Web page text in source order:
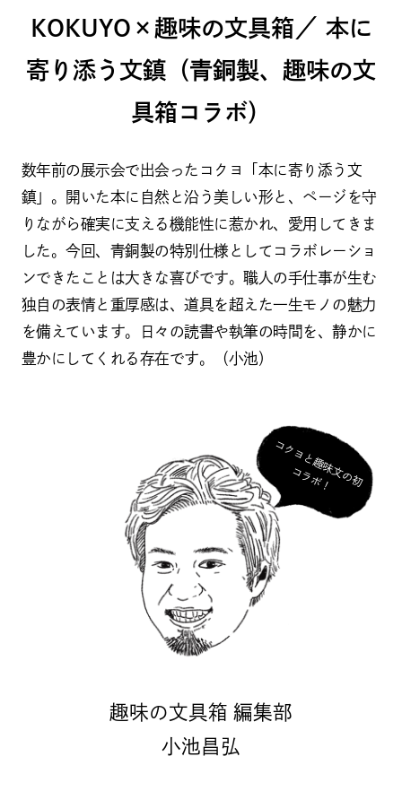
KOKUYO×趣味の文具箱／ 本に
寄り添う文鎮（青銅製、趣味の文
具箱コラボ）
数年前の展示会で出会ったコクヨ「本に寄り添う文
鎮」。開いた本に自然と沿う美しい形と、ページを守
りながら確実に支える機能性に惹かれ、愛用してきま
した。今回、青銅製の特別仕様としてコラボレーショ
ンできたことは大きな喜びです。職人の手仕事が生む
独自の表情と重厚感は、道具を超えた一生モノの魅力
を備えています。日々の読書や執筆の時間を、静かに
豊かにしてくれる存在です。（小池）
コ
ク
ヨ
と
趣
味
文
の
初
コ
ラ
ボ
！
趣味の文具箱 編集部
小池昌弘
数量限定！待望の再生産｜エスタ
ーブルック「エスティエバー...
2026.07.15
モンブランの世界観を横浜で｜横
浜高島屋に新店舗オープン